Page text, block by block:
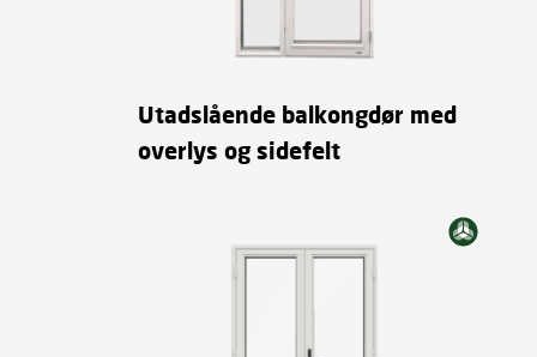
Utadslående balkongdør med
overlys og sidefelt